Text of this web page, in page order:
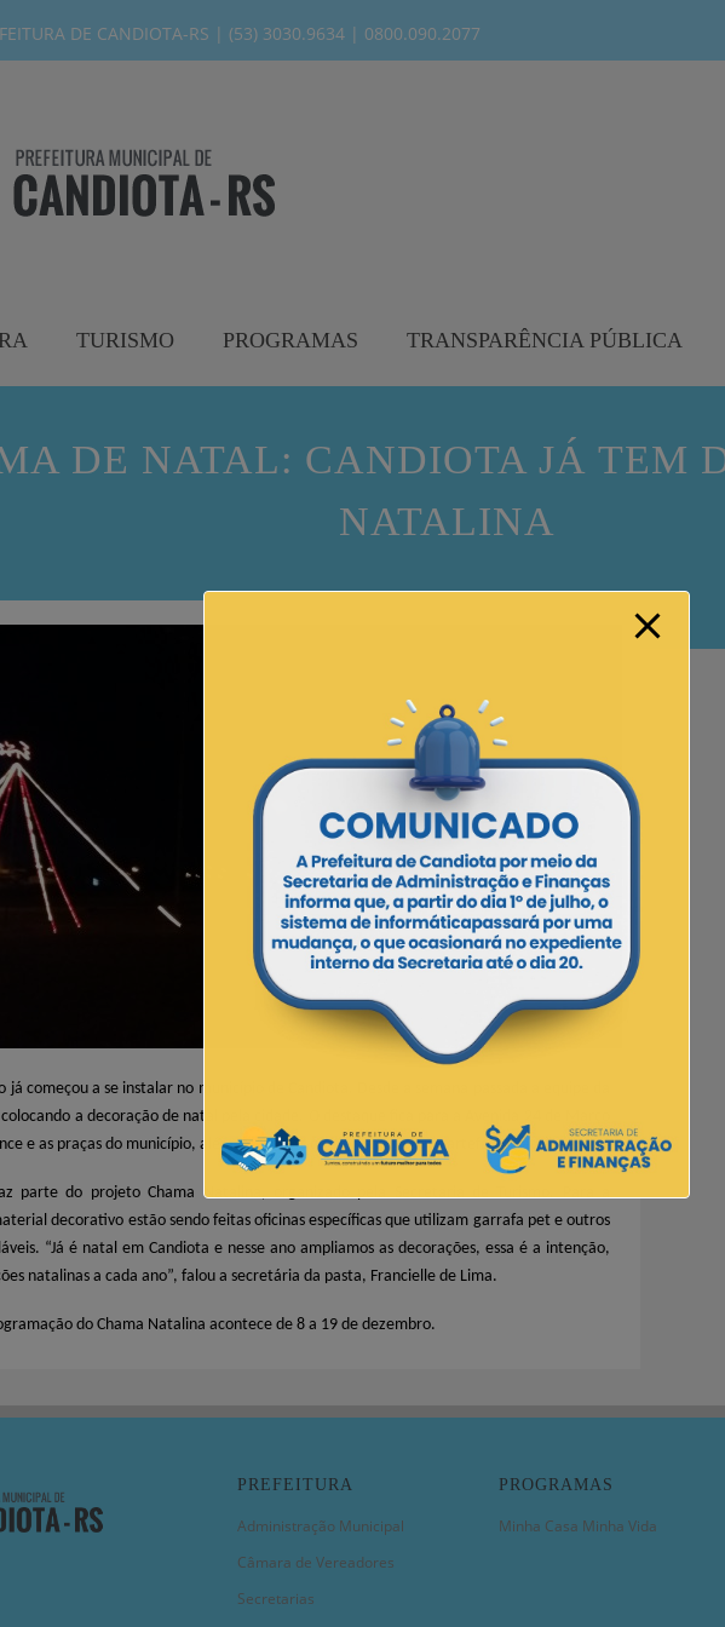
DE CANDIOTA-RS | (53) 3030.9634 | 0800.090.2077
TURISMO PROGRAMAS TRANSPARÊNCIA PÚBLICA
DE NATAL: CANDIOTA JÁ TEM
NATALINA
já começou a se instalar no município de
a decoração de natal pela cidade. O destaque fica para a
e as praças do município, além dos trevos que já estãocom os artefatos natalinos.
parte do projeto Chama Natalina, organizado pela Secretaria de Turismo. Paraa
decorativo estão sendo feitas oficinas específicas que utilizam garrafa pet e outros
. “Já é natal em Candiota e nesse ano ampliamos as decorações, essa é a intenção,
natalinas a cada ano”, falou a secretária da pasta, Francielle de Lima.
do Chama Natalina acontece de 8 a 19 de dezembro.
PREFEITURA
Administração Municipal
Câmara de Vereadores
Secretarias
PROGRAMAS
Minha Casa Minha Vida